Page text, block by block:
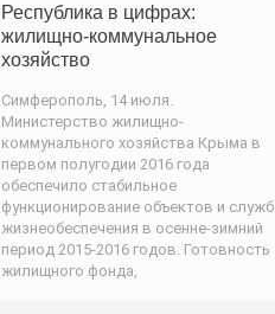
Республика в цифрах:
жилищно-коммунальное
хозяйство
Симферополь, 14 июля.
Министерство жилищно-
коммунального хозяйства Крыма в
первом полугодии 2016 года
обеспечило стабильное
функционирование объектов и служб
жизнеобеспечения в осенне-зимний
период 2015-2016 годов. Готовность
жилищного фонда,